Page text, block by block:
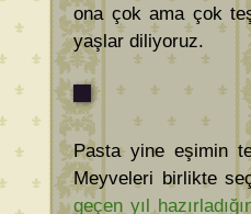
ona çok ama çok
yaşlar diliyoruz.
Pasta yine eşimin
Meyveleri birlikte
geçen yıl